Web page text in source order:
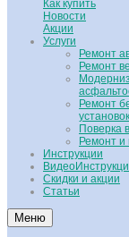
Как купить
Новости
Акции
Услуги
Ремонт
Ремонт
Ремонт
установок
Поверка
Ремонт и
Инструкции
Скидки и акции
Статьи
Меню